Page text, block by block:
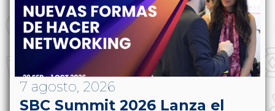
7 agosto, 2026
SBC Summit 2026 Lanza el